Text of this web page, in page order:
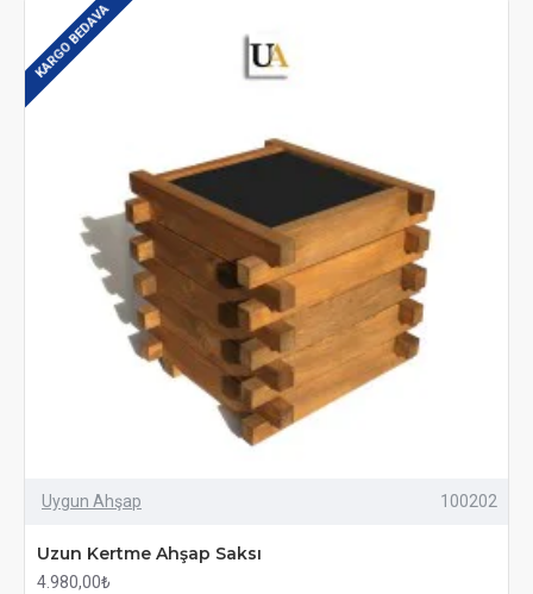
KARGO BEDAVA
Uygun Ahşap 100202
Uzun Kertme Ahşap Saksı
4.980,00₺